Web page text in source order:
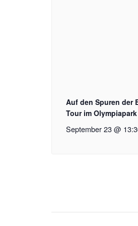
Auf den Spuren der
Tour im Olympiapark
September 23 @